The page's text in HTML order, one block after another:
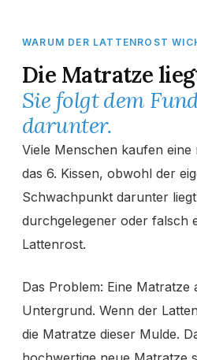
WARUM DER LATTENROST
Die Matratze
Sie folgt dem
darunter.
Viele Menschen kaufen
das 6. Kissen, obwohl der
Schwachpunkt darunter
durchgelegener oder falsch
Lattenrost.
Das Problem: Eine Matratze
Untergrund. Wenn der
die Matratze dieser Mulde.